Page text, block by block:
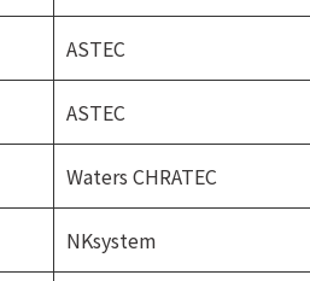
ASTEC
ASTEC
Waters CHRATEC
NKsystem